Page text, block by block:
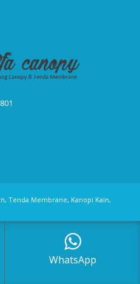
Tenda Membrane, Kanopi Kain,
WhatsApp